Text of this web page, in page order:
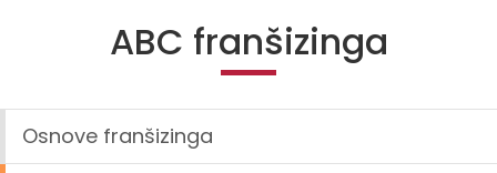
ABC franšizinga
Osnove franšizinga